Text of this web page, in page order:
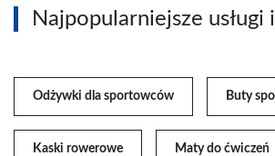
Najpopularniejsze
Odżywki dla sportowców Buty
Kaski rowerowe Maty do ćwiczeń